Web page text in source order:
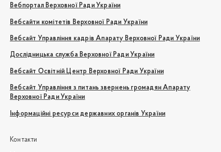
Вебпортал Верховної Ради України
Вебсайти комітетів Верховної Ради України
Вебсайт Управління кадрів Апарату Верховної Ради України
Дослідницька служба Верховної Ради України
Вебсайт Освітній Центр Верховної Ради України
Вебсайт Управління з питань звернень громадян Апарату
Верховної Ради України
Інформаційні ресурси державних органів України
Контакти